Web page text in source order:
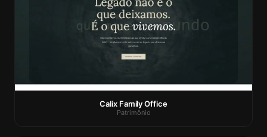
Calix Family Office
Patrimônio